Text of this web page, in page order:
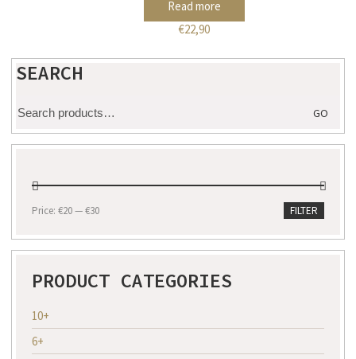
Read more
€22,90
SEARCH
for:
GO
Min
Max
FILTER
Price: €20—€30
PRODUCT CATEGORIES
10+
6+